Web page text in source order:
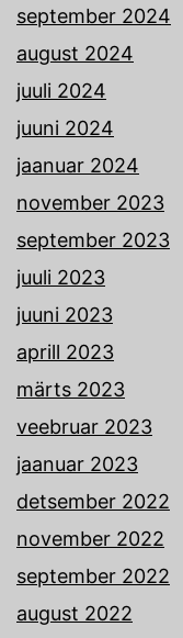
september 2024
august 2024
juuli 2024
juuni 2024
jaanuar 2024
november 2023
september 2023
juuli 2023
juuni 2023
aprill 2023
märts 2023
veebruar 2023
jaanuar 2023
detsember 2022
november 2022
september 2022
august 2022